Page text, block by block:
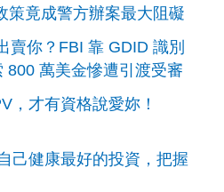
策竟成警方辦案最大阻礙
賣你？FBI 靠 GDID 識別
800 萬美金慘遭引渡受審
，才有資格說愛妳！
己健康最好的投資，把握